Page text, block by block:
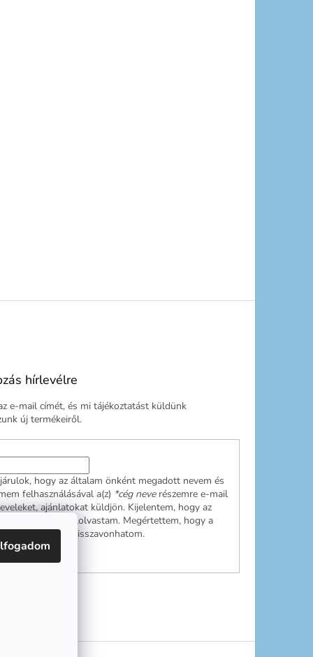
hírlevélre
e-mail címét, és mi tájékoztatást küldünk
új termékeiről.
hogy az általam önként megadott nevem és
felhasználásával a(z) *cég neverészemre e-mail
ajánlatokat küldjön. Kijelentem, hogy az
elolvastam. Megértettem, hogy a
bármikor visszavonhatom.